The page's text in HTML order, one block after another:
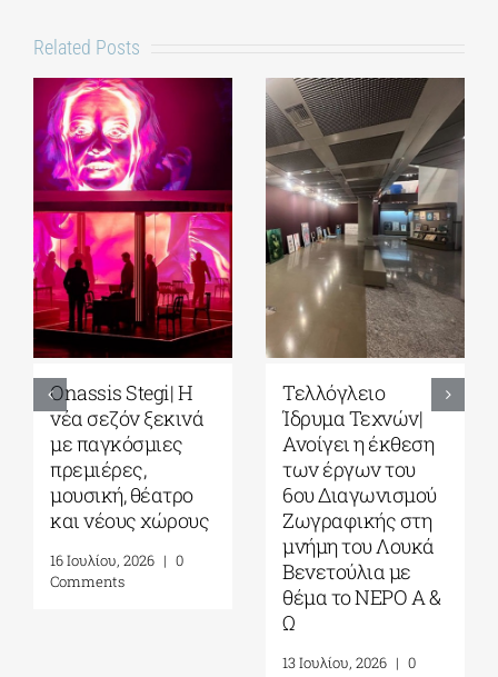
Related Posts
Park your Cinema
– Park your
Cinema Kids|
Σινεμά κάτω από
τα αστέρια στο
Πάρκο Σταύρος
Αύγουστος-
Σεπτέμβριος 2026
Full Moon
Sleepover παρέα
με το σινεμά του
Στίβεν
Σπίλμπεργκ στο
Κέντρο
Πολιτισμού
Ίδρυμα Σταύρος
Νιάρχος (ΚΠΙΣΝ)|
Τετάρτη 29 Ιουλίου